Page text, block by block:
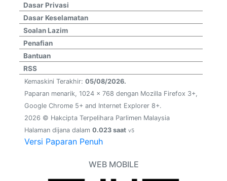
Dasar Privasi
Dasar Keselamatan
Soalan Lazim
Penafian
Bantuan
RSS
Kemaskini Terakhir: 05/08/2026.
Paparan menarik, 1024 x 768 dengan Mozilla Firefox 3+,
Google Chrome 5+ and Internet Explorer 8+.
2026 © Hakcipta Terpelihara Parlimen Malaysia
Halaman dijana dalam 0.023 saat v5
Versi Paparan Penuh
WEB MOBILE